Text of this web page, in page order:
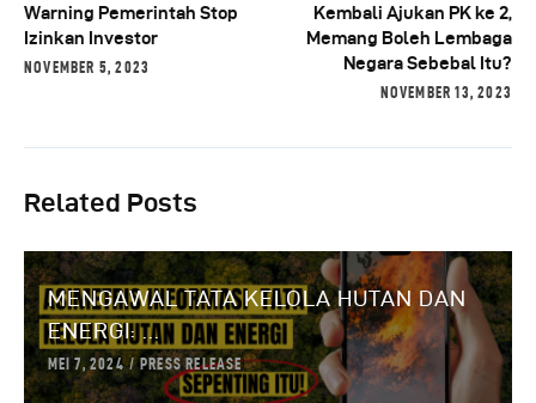
Warning Pemerintah Stop
Izinkan Investor
NOVEMBER 5, 2023
Kembali Ajukan PK ke 2,
Memang Boleh Lembaga
Negara Sebebal Itu?
NOVEMBER 13, 2023
Related Posts
MENGAWAL TATA KELOLA HUTAN DAN
ENERGI: ...
MEI 7, 2024 PRESS RELEASE